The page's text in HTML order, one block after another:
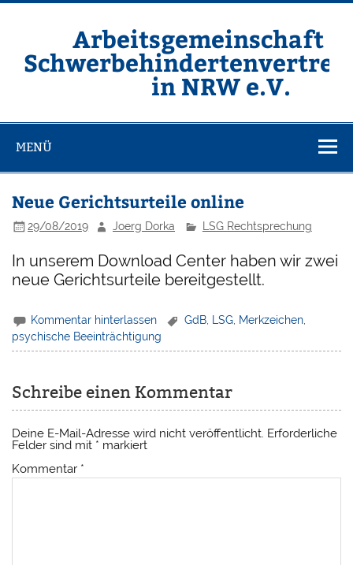
Zum
Arbeitsgemeinschaft
in NRW e.V.
MENÜ
Neue Gerichtsurteile online
29/08/2019 Joerg Dorka LSG Rechtsprechung
In unserem Download Center haben wir zwei
neue Gerichtsurteile bereitgestellt.
Kommentar hinterlassen GdB LSG Merkzeichen
psychische Beeinträchtigung
Schreibe einen Kommentar
Deine E-Mail-Adresse wird nicht veröffentlicht. Erforderliche
Felder sind mit * markiert
Kommentar *